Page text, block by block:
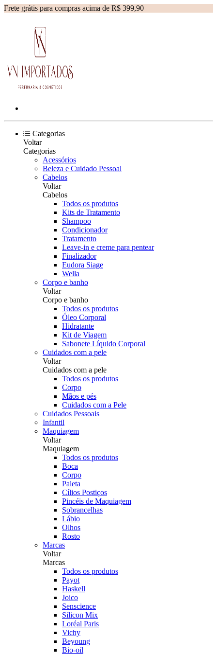
Frete grátis para compras acima de R$ 399,90
Categorias
Voltar
Categorias
Acessórios
Beleza e Cuidado Pessoal
Cabelos
Voltar
Cabelos
Todos os produtos
Kits de Tratamento
Shampoo
Condicionador
Tratamento
Leave-in e creme para pentear
Finalizador
Eudora Siage
Wella
Corpo e banho
Voltar
Corpo e banho
Todos os produtos
Óleo Corporal
Hidratante
Kit de Viagem
Sabonete Líquido Corporal
Cuidados com a pele
Voltar
Cuidados com a pele
Todos os produtos
Corpo
Mãos e pés
Cuidados com a Pele
Cuidados Pessoais
Infantil
Maquiagem
Voltar
Maquiagem
Todos os produtos
Boca
Corpo
Paleta
Cílios Postiços
Pincéis de Maquiagem
Sobrancelhas
Lábio
Olhos
Rosto
Marcas
Voltar
Marcas
Todos os produtos
Payot
Haskell
Joico
Senscience
Silicon Mix
Loréal Paris
Vichy
Beyoung
Bio-oil